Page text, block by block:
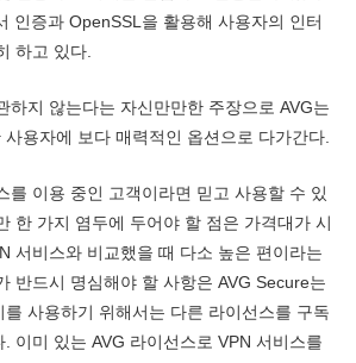
인증과 OpenSSL을 활용해 사용자의 인터
하고 있다.
하지 않는다는 자신만만한 주장으로 AVG는
용자에 보다 매력적인 옵션으로 다가간다.
를 이용 중인 고객이라면 믿고 사용할 수 있
한 가지 염두에 두어야 할 점은 가격대가 시
서비스와 비교했을 때 다소 높은 편이라는
반드시 명심해야 할 사항은 AVG Secure는
사용하기 위해서는 다른 라이선스를 구독
이미 있는 AVG 라이선스로 VPN 서비스를